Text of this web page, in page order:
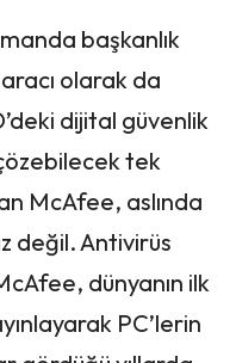
başkanlık
olarak da
dijital güvenlik
tek
McAfee, aslında
değil. Antivirüs
dünyanın ilk
PC’lerin